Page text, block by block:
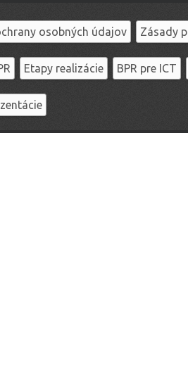
osobných údajov Zásady
Etapy realizácie BPR pre ICT